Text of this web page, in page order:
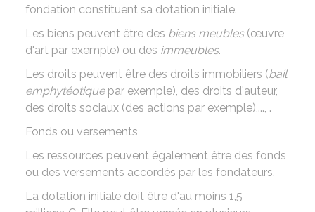
fondation constituent sa dotation initiale.
Les biens peuvent être des biens meubles(œuvre
d'art par exemple) ou des immeubles.
Les droits peuvent être des droits immobiliers (bail
emphytéotiquepar exemple), des droits d'auteur,
des droits sociaux (des actions par exemple),..., .
Fonds ou versements
Les ressources peuvent également être des fonds
ou des versements accordés par les fondateurs.
La dotation initiale doit être d'au moins 1,5